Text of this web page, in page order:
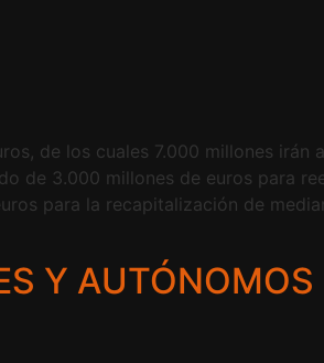
de los cuales 7.000 millones
de 3.000 millones de euros para
para la recapitalización de
Y AUTÓNOMOS